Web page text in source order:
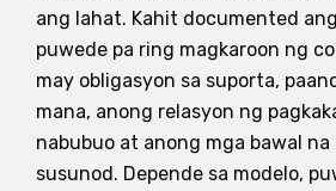
ang lahat. Kahit documented
puwede pa ring magkaroon ng
may obligasyon sa suporta,
mana, anong relasyon ng
nabubuo at anong mga bawal na
susunod. Depende sa modelo,